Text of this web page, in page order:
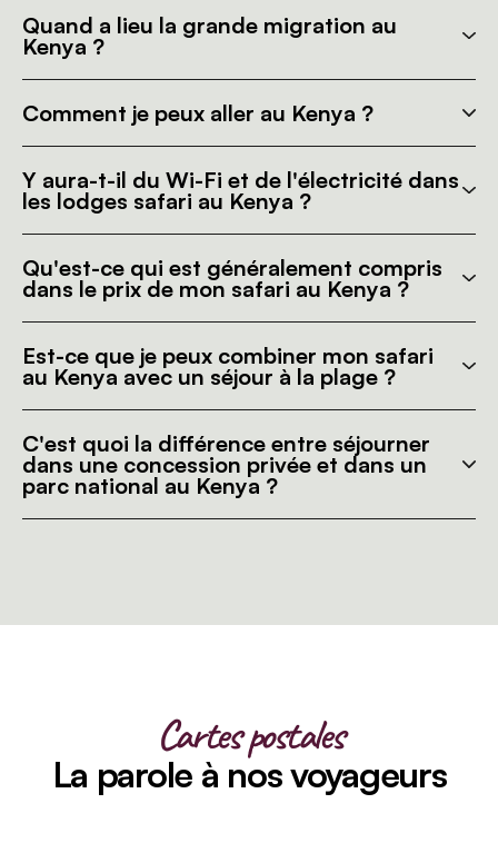
Quand a lieu la grande migration au
Kenya ?
Comment je peux aller au Kenya ?
Y aura-t-il du Wi-Fi et de l'électricité dans
les lodges safari au Kenya ?
Qu'est-ce qui est généralement compris
dans le prix de mon safari au Kenya ?
Est-ce que je peux combiner mon safari
au Kenya avec un séjour à la plage ?
C'est quoi la différence entre séjourner
dans une concession privée et dans un
parc national au Kenya ?
Cartes postales
La parole à nos voyageurs